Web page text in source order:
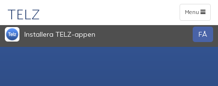
Toggle
navigation
Menu
TELZ
Installera TELZ-appen FÅ